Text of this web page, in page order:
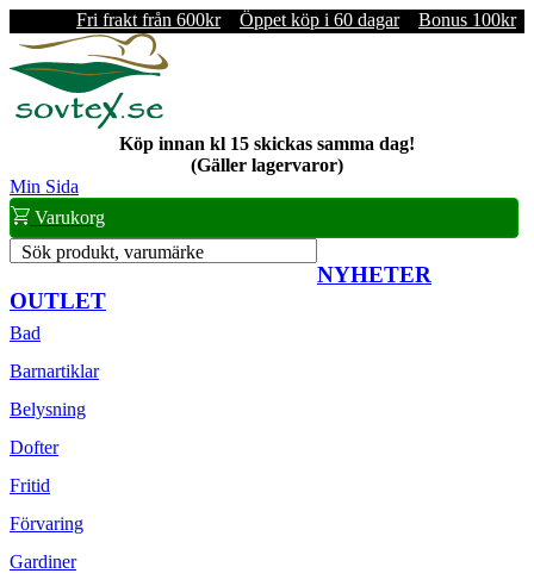
Fri frakt från 600kr Öppet köp i 60 dagar Bonus 100kr
Köp innan kl 15 skickas samma dag!
(Gäller lagervaror)
Min Sida
Varukorg
Sök produkt, varumärke
NYHETER
OUTLET
Bad
Barnartiklar
Belysning
Dofter
Fritid
Förvaring
Gardiner